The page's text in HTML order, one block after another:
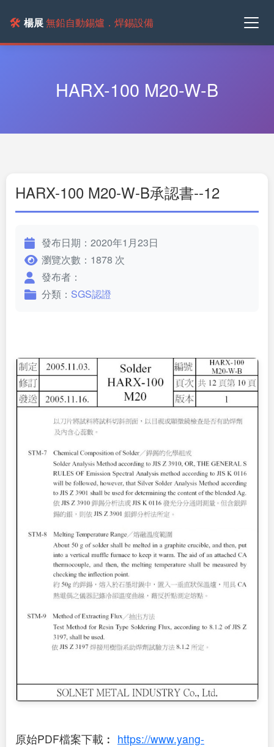
🛠️ 楊展無鉛自動錫爐．焊錫設備
HARX-100 M20-W-B
HARX-100 M20-W-B承認書--12
發布日期：2020年1月23日
瀏覽次數：1878 次
發布者：
分類： SGS認證
原始PDF檔案下載︰ https://www.yang-